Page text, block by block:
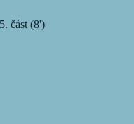
část (8')